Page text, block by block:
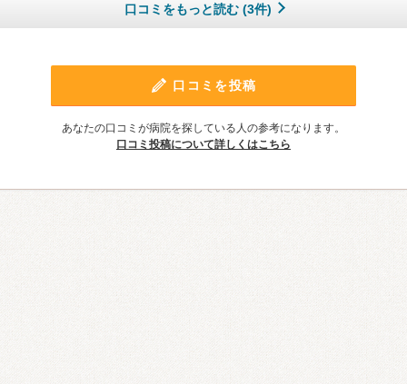
口コミをもっと読む (3件)
口コミを投稿
あなたの口コミが病院を探している人の参考になります。
口コミ投稿について詳しくはこちら